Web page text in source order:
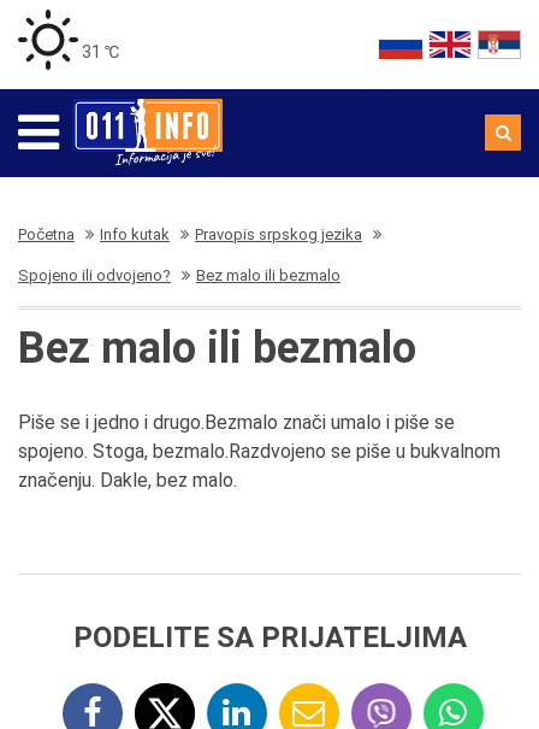
31 ℃
Početna Info kutak Pravopis srpskog jezika
Spojeno ili odvojeno? Bez malo ili bezmalo
Bez malo ili bezmalo
Piše se i jedno i drugo.Bezmalo znači umalo i piše se
spojeno. Stoga, bezmalo.Razdvojeno se piše u bukvalnom
značenju. Dakle, bez malo.
PODELITE SA PRIJATELJIMA